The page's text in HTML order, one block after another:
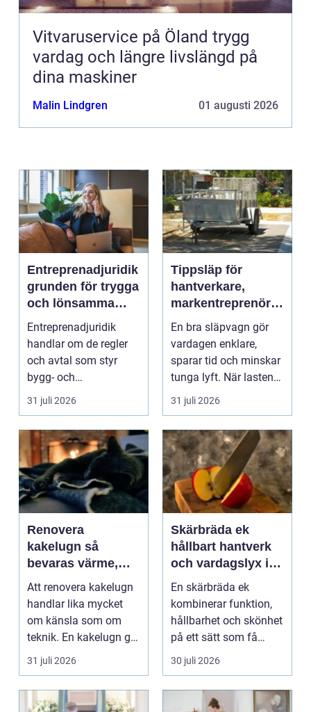
Vitvaruservice på Öland trygg
vardag och längre livslängd på
dina maskiner
Malin Lindgren 01 augusti 2026
Entreprenadjuridik
grunden för trygga
och lönsamma
byggprojekt
Entreprenadjuridik
handlar om de regler
och avtal som styr
bygg- och
anläggningsprojekt.
När ansvar,...
31 juli 2026
Tippsläp för
hantverkare,
markentreprenörer
och lantbruk en
praktisk guide
En bra släpvagn gör
vardagen enklare,
sparar tid och minskar
tunga lyft. När lasten
är bulkig, smuts...
31 juli 2026
Renovera
kakelugn så
bevaras värme,
historia och
trygghet
Att renovera kakelugn
handlar lika mycket
om känsla som om
teknik. En kakelugn ger
stilla värme, däm...
31 juli 2026
Skärbräda ek
hållbart hantverk
och vardagslyx i
köket
En skärbräda ek
kombinerar funktion,
hållbarhet och skönhet
på ett sätt som få
andra köksredskap
gör...
30 juli 2026